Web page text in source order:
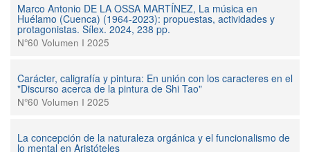
Marco Antonio DE LA OSSA MARTÍNEZ, La música en
Huélamo (Cuenca) (1964-2023): propuestas, actividades y
protagonistas. Sílex. 2024, 238 pp.
N°60 Volumen I 2025
Carácter, caligrafía y pintura: En unión con los caracteres en el
"Discurso acerca de la pintura de Shi Tao"
N°60 Volumen I 2025
La concepción de la naturaleza orgánica y el funcionalismo de
lo mental en Aristóteles